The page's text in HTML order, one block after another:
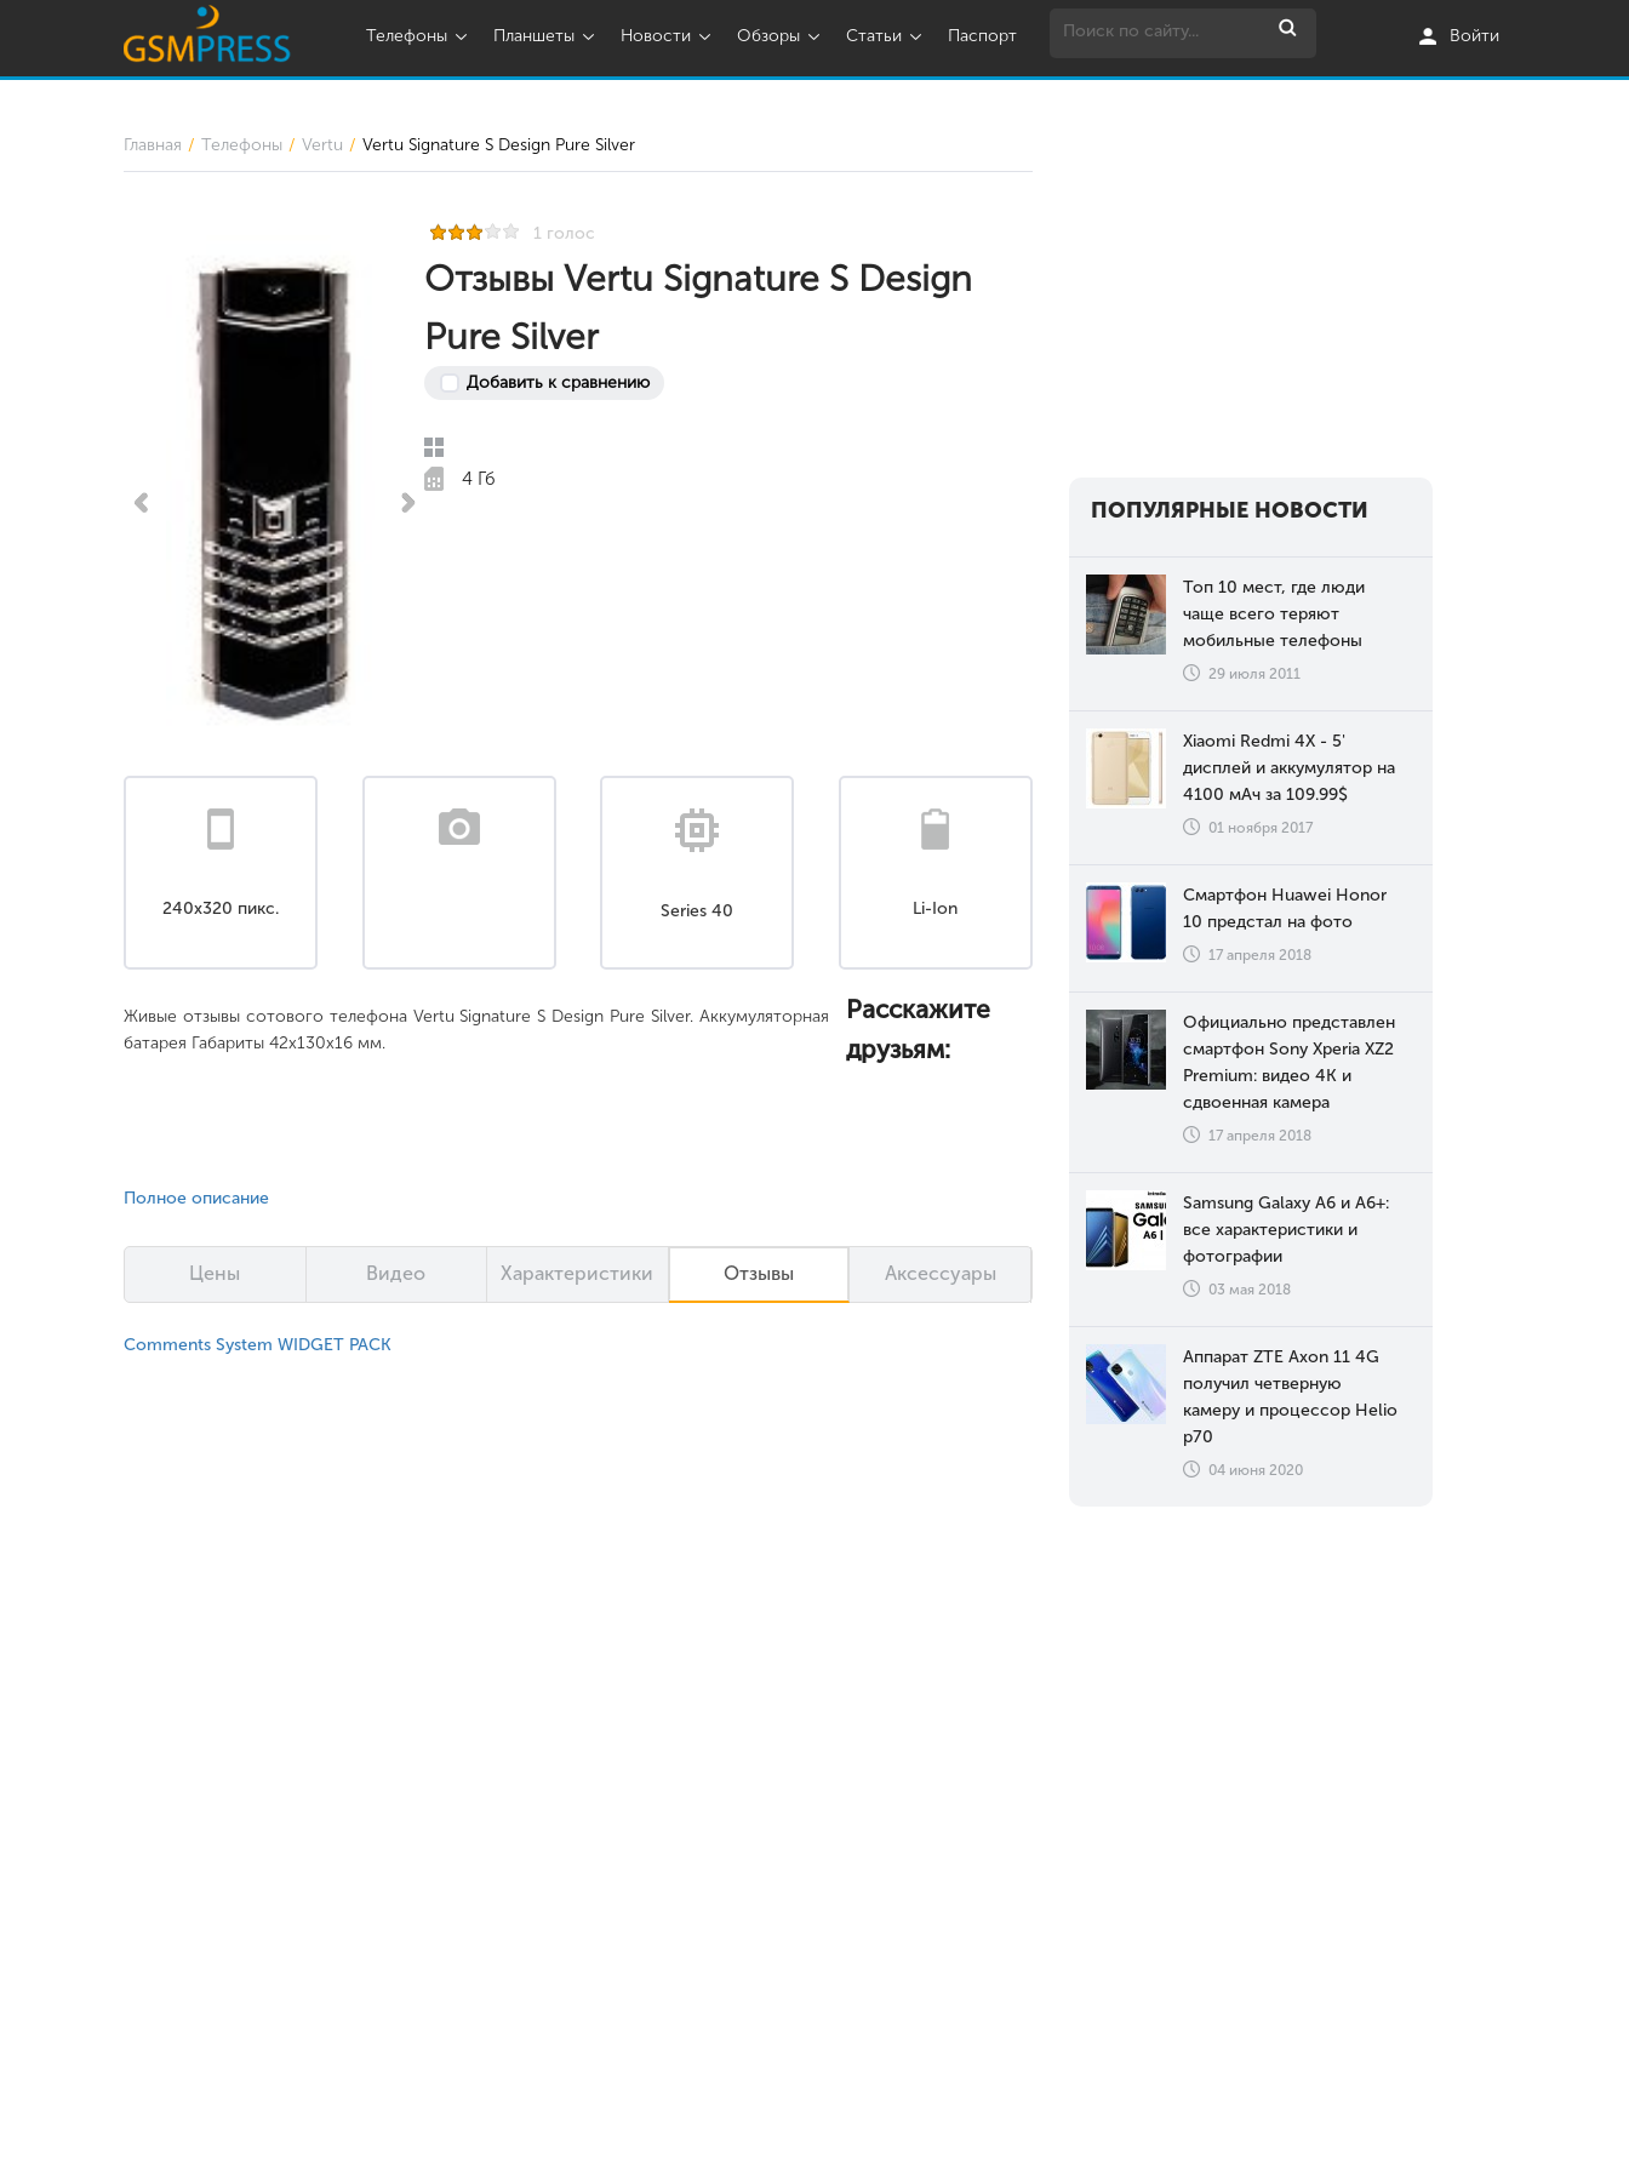
Телефоны Планшеты Новости Обзоры Статьи Паспорт Войти
Главная Телефоны Vertu Vertu Signature S Design Pure Silver
1 голос
Отзывы Vertu Signature S Design
Pure Silver
Добавить к сравнению
4 Гб
240x320 пикс. Series 40 Li-Ion
Живые отзывы сотового телефона Vertu Signature S Design Pure Silver. Аккумуляторная
батарея Габариты 42x130x16 мм.
Полное описание
Расскажите
друзьям:
Цены Видео Характеристики Отзывы Аксессуары
Comments System WIDGET PACK
ПОПУЛЯРНЫЕ НОВОСТИ
Топ 10 мест, где люди
чаще всего теряют
мобильные телефоны
29 июля 2011
Xiaomi Redmi 4X - 5'
дисплей и аккумулятор на
4100 мАч за 109.99$
01 ноября 2017
Смартфон Huawei Honor
10 предстал на фото
17 апреля 2018
Официально представлен
смартфон Sony Xperia XZ2
Premium: видео 4К и
сдвоенная камера
17 апреля 2018
Samsung Galaxy A6 и A6+:
все характеристики и
фотографии
03 мая 2018
Аппарат ZTE Axon 11 4G
получил четверную
камеру и процессор Helio
p70
04 июня 2020